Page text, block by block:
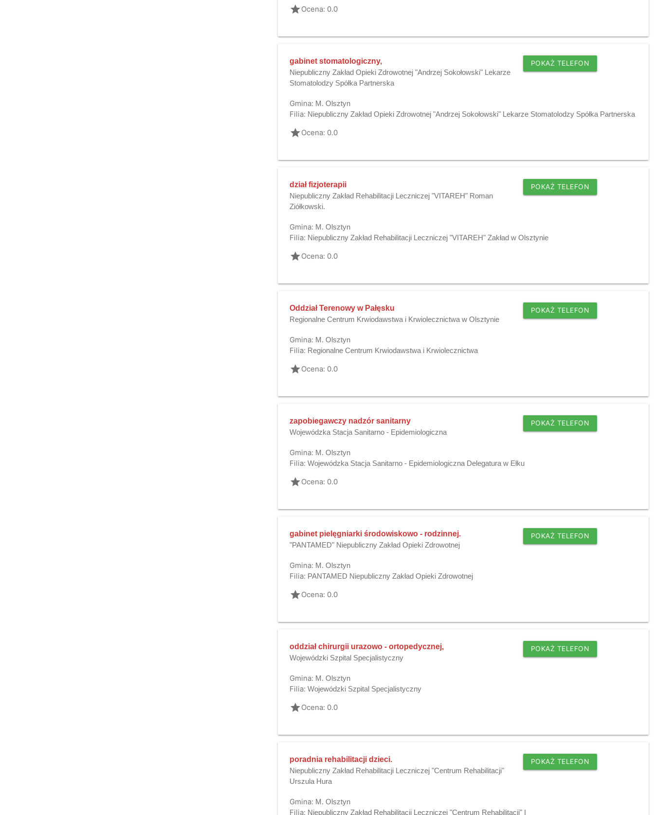
gradeOcena: 0.0
gabinet stomatologiczny,
Niepubliczny Zakład Opieki Zdrowotnej "Andrzej Sokołowski" Lekarze
Stomatolodzy Spółka Partnerska
POKAŻ TELEFON
Gmina: M. Olsztyn
Filia: Niepubliczny Zakład Opieki Zdrowotnej "Andrzej Sokołowski" Lekarze Stomatolodzy Spółka Partnerska
gradeOcena: 0.0
dział fizjoterapii
Niepubliczny Zakład Rehabilitacji Leczniczej "VITAREH" Roman
Ziółkowski.
POKAŻ TELEFON
Gmina: M. Olsztyn
Filia: Niepubliczny Zakład Rehabilitacji Leczniczej "VITAREH" Zakład w Olsztynie
gradeOcena: 0.0
Oddział Terenowy w Pałęsku
Regionalne Centrum Krwiodawstwa i Krwiolecznictwa w Olsztynie
POKAŻ TELEFON
Gmina: M. Olsztyn
Filia: Regionalne Centrum Krwiodawstwa i Krwiolecznictwa
gradeOcena: 0.0
zapobiegawczy nadzór sanitarny
Wojewódzka Stacja Sanitarno - Epidemiologiczna
POKAŻ TELEFON
Gmina: M. Olsztyn
Filia: Wojewódzka Stacja Sanitarno - Epidemiologiczna Delegatura w Ełku
gradeOcena: 0.0
gabinet pielęgniarki środowiskowo - rodzinnej.
"PANTAMED" Niepubliczny Zakład Opieki Zdrowotnej
POKAŻ TELEFON
Gmina: M. Olsztyn
Filia: PANTAMED Niepubliczny Zakład Opieki Zdrowotnej
gradeOcena: 0.0
oddział chirurgii urazowo - ortopedycznej,
Wojewódzki Szpital Specjalistyczny
POKAŻ TELEFON
Gmina: M. Olsztyn
Filia: Wojewódzki Szpital Specjalistyczny
gradeOcena: 0.0
poradnia rehabilitacji dzieci.
Niepubliczny Zakład Rehabilitacji Leczniczej "Centrum Rehabilitacji"
Urszula Hura
POKAŻ TELEFON
Gmina: M. Olsztyn
Filia: Niepubliczny Zakład Rehabilitacji Leczniczej "Centrum Rehabilitacji" I